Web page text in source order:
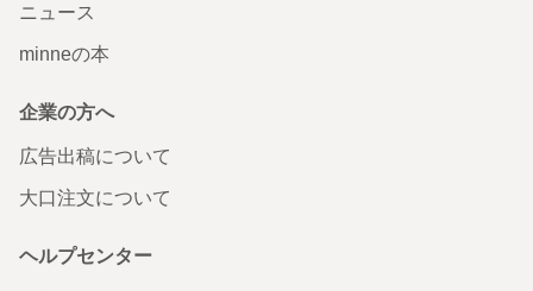
ニュース
minneの本
企業の方へ
広告出稿について
大口注文について
ヘルプセンター